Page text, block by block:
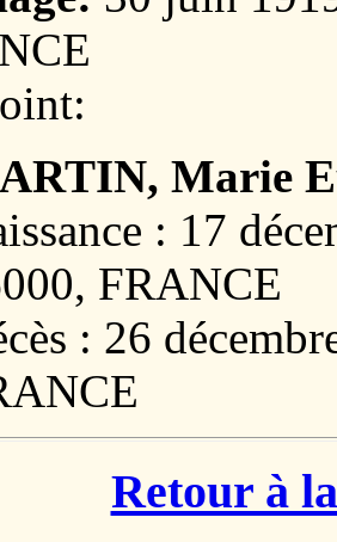
Marie
: 17
FRANCE
: 26
Retour à